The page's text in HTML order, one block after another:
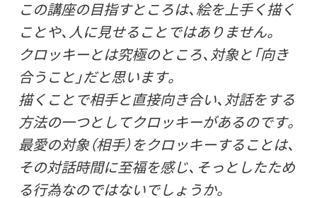
この講座の目指すところは、絵を上手く描く
ことや、人に見せることではありません。
クロッキーとは究極のところ、対象と「向き
合うこと」だと思います。
描くことで相手と直接向き合い、対話をする
方法の一つとしてクロッキーがあるのです。
最愛の対象（相手）をクロッキーすることは、
その対話時間に至福を感じ、そっとしたため
る行為なのではないでしょうか。